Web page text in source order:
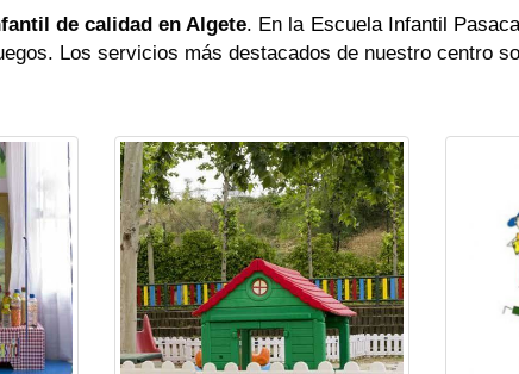
de calidad en Algete. En la Escuela Infantil
Los servicios más destacados de nuestro centro